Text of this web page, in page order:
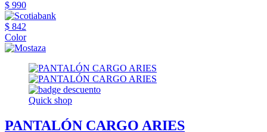
$ 990
$ 842
Color
Quick shop
PANTALÓN CARGO ARIES